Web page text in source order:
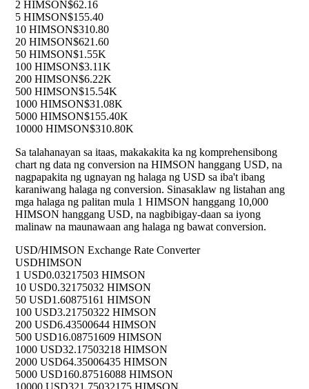
2 HIMSON$62.16
5 HIMSON$155.40
10 HIMSON$310.80
20 HIMSON$621.60
50 HIMSON$1.55K
100 HIMSON$3.11K
200 HIMSON$6.22K
500 HIMSON$15.54K
1000 HIMSON$31.08K
5000 HIMSON$155.40K
10000 HIMSON$310.80K
Sa talahanayan sa itaas, makakakita ka ng komprehensibong
chart ng data ng conversion na HIMSON hanggang USD, na
nagpapakita ng ugnayan ng halaga ng USD sa iba't ibang
karaniwang halaga ng conversion. Sinasaklaw ng listahan ang
mga halaga ng palitan mula 1 HIMSON hanggang 10,000
HIMSON hanggang USD, na nagbibigay-daan sa iyong
malinaw na maunawaan ang halaga ng bawat conversion.
USD/HIMSON Exchange Rate Converter
USDHIMSON
1 USD0.03217503 HIMSON
10 USD0.32175032 HIMSON
50 USD1.60875161 HIMSON
100 USD3.21750322 HIMSON
200 USD6.43500644 HIMSON
500 USD16.08751609 HIMSON
1000 USD32.17503218 HIMSON
2000 USD64.35006435 HIMSON
5000 USD160.87516088 HIMSON